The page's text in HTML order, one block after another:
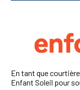
En tant que
Enfant Soleil pour